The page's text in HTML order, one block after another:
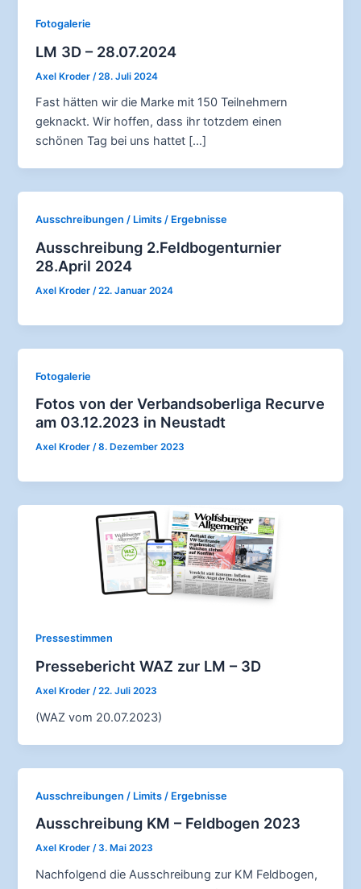
Fotogalerie
LM 3D – 28.07.2024
Axel Kroder /28. Juli 2024
Fast hätten wir die Marke mit 150 Teilnehmern
geknackt. Wir hoffen, dass ihr totzdem einen
schönen Tag bei uns hattet […]
Ausschreibungen / Limits / Ergebnisse
Ausschreibung 2.Feldbogenturnier
28.April 2024
Axel Kroder/22. Januar 2024
Fotogalerie
Fotos von der Verbandsoberliga Recurve
am 03.12.2023 in Neustadt
Axel Kroder/8. Dezember 2023
Pressestimmen
Pressebericht WAZ zur LM – 3D
Axel Kroder/22. Juli 2023
(WAZ vom 20.07.2023)
Ausschreibungen / Limits / Ergebnisse
Ausschreibung KM – Feldbogen 2023
Axel Kroder/3. Mai 2023
Nachfolgend die Ausschreibung zur KM Feldbogen,